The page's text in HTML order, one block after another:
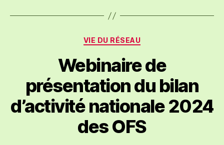
Catégories
VIE DU RÉSEAU
Webinaire de
présentation du bilan
d’activité nationale 2024
des OFS